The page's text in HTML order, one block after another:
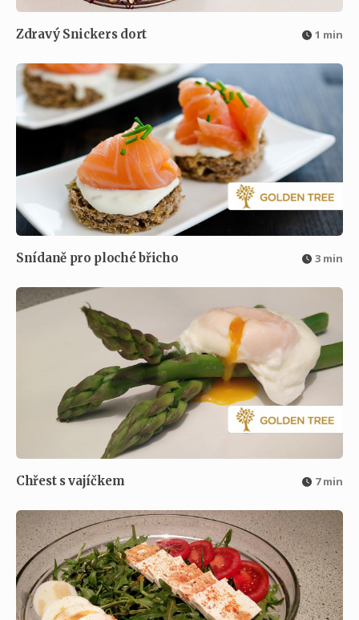
Zdravý Snickers dort 1 min
Snídaně pro ploché břicho 3 min
Chřest s vajíčkem 7 min